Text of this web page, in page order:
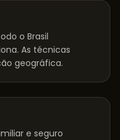
o Brasil
As técnicas
geográfica.
e seguro